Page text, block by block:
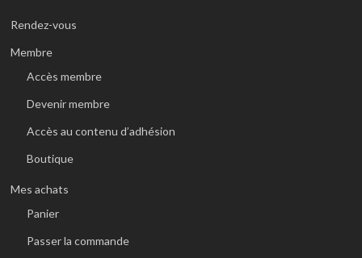
Rendez-vous
Membre
Accès membre
Devenir membre
Accès au contenu d’adhésion
Boutique
Mes achats
Panier
Passer la commande